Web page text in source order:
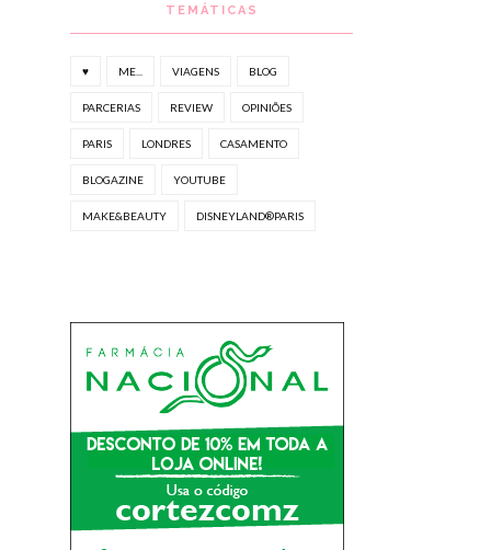
TEMÁTICAS
♥ ME... VIAGENS BLOG
PARCERIAS REVIEW OPINIÕES
PARIS LONDRES CASAMENTO
BLOGAZINE YOUTUBE
MAKE&BEAUTY DISNEYLAND®PARIS